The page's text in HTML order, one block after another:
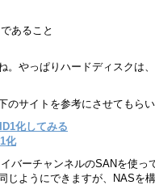
あること
。やっぱりハードディスクは
のサイトを参考にさせてもら
化してみる
化
バーチャンネルのSANを使っ
じようにできますが、NASを